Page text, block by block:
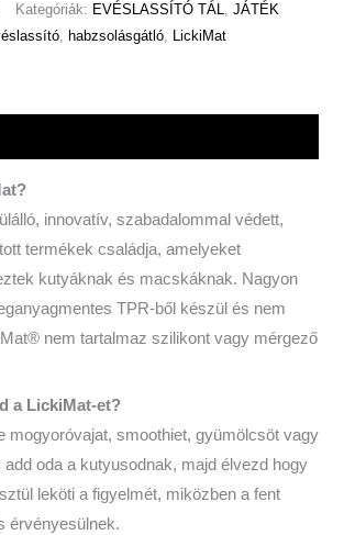
Kategóriák: EVÉSLASSÍTÓ TÁL,JÁTÉK
, habzsolásgátló, LickiMat
innovatív, szabadalommal védett,
termékek családja, amelyeket
kutyáknak és macskáknak. Nagyon
TPR-ből készül és nem
nem tartalmaz szilikont vagy mérgező
a LickiMat-et?
mogyoróvajat, smoothiet, gyümölcsöt vagy
add oda a kutyusodnak, majd élvezd hogy
leköti a figyelmét, miközben a fent
érvényesülnek.